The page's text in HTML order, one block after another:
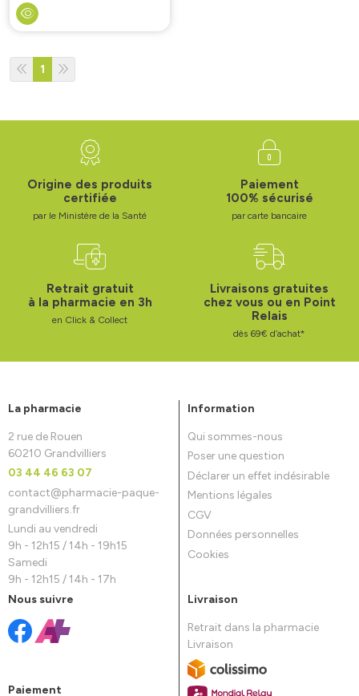
1
Origine des produits
certifiée
par le Ministère de la Santé
Paiement
100% sécurisé
par carte bancaire
Retrait gratuit
à la pharmacie en 3h
en Click & Collect
Livraisons gratuites
chez vous ou en Point
Relais
dès 69€ d’achat*
La pharmacie
2 rue de Rouen
60210 Grandvilliers
03 44 46 63 07
contact@pharmacie-paque-
grandvilliers.fr
Lundi au vendredi
9h - 12h15 / 14h - 19h15
Samedi
9h - 12h15 / 14h - 17h
Information
Qui sommes-nous
Poser une question
Déclarer un effet indésirable
Mentions légales
CGV
Données personnelles
Cookies
Nous suivre
Paiement
Livraison
Retrait dans la pharmacie
Livraison